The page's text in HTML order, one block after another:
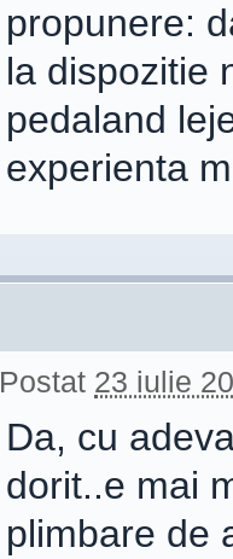
propunere:
la dispozitie
pedaland
experienta
Postat 23 iulie
Da, cu
dorit..e mai
plimbare de